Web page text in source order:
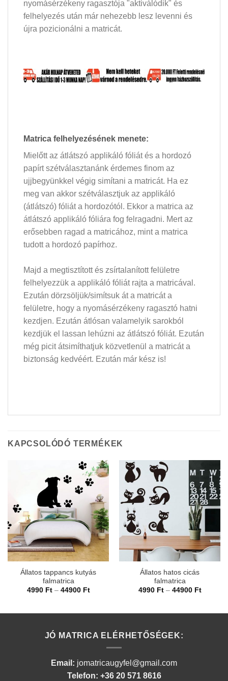
nyomásérzékeny ragasztója "aktiválódik" és
felhelyezés után már nehezebb lesz levenni és
újra pozicionálni a matricát.
Matrica felhelyezésének menete:
Mielőtt az átlátszó applikáló fóliát és a hordozó
papírt szétválasztanánk érdemes finom az
ujjbegyünkkel végig simítani a matricát. Ha ez
meg van akkor szétválasztjuk az applikáló
(átlátszó) fóliát a hordozótól. Ekkor a matrica az
átlátszó applikáló fóliára fog felragadni. Mert az
erősebben ragad a matricához, mint a matrica
tudott a hordozó papírhoz.
Majd a megtisztított és zsírtalanított felületre
felhelyezzük a applikáló fóliát rajta a matricával.
Ezután dörzsöljük/simítsuk át a matricát a
felületre, hogy a nyomásérzékeny ragasztó hatni
kezdjen. Ezután átlósan valamelyik sarokból
kezdjük el lassan lehúzni az átlátszó fóliát. Ezután
még picit átsimíthatjuk közvetlenül a matricát a
biztonság kedvéért. Ezután már kész is!
KAPCSOLÓDÓ TERMÉKEK
Állatos tappancs kutyás
falmatrica
4990 Ft – 44900 FtÁrtartomány:
Állatos hatos cicás
falmatrica
4990 Ft – 44900 Ft
JÓ MATRICA ELÉRHETŐSÉGEK:
Email: jomatricaugyfel@gmail.com
Telefon: +36 20 571 8616